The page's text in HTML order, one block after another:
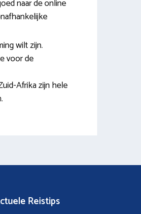
naar de online
wilt zijn.
voor de
Afrika zijn hele
Reistips